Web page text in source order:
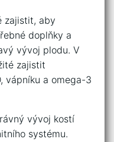
zajistit, aby‌
⁤doplňky‌ a
vývoj plodu.⁣ V‌
zajistit
vápníku a omega-3
vývoj ​kostí
systému.⁢